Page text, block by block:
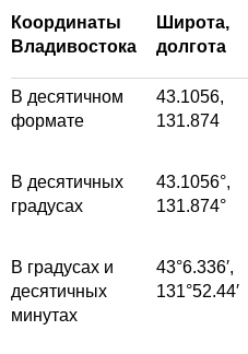
Координаты
Владивостока
Широта,
долгота
В десятичном
формате
43.1056,
131.874
В десятичных
градусах
43.1056°,
131.874°
В градусах и
десятичных
минутах
43°6.336′,
131°52.44′